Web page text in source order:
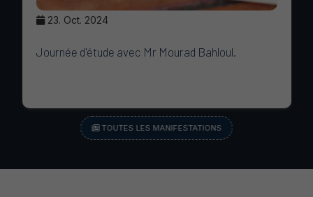
5. Mar. 2024
لقاء فكري
TOUTES LES MANIFESTATIONS